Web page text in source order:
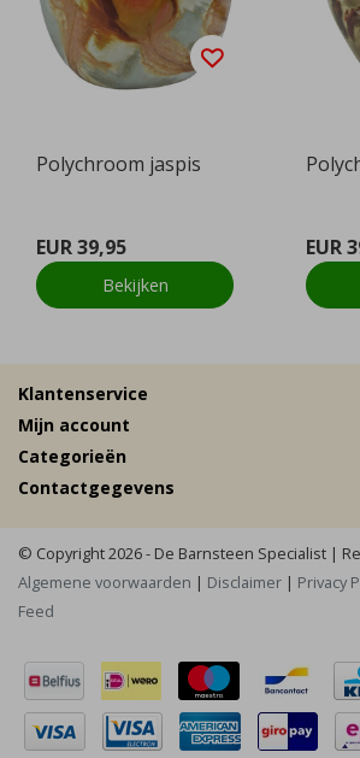
Polychroom jaspis
EUR 39,95
Bekijken
EUR
Klantenservice
Mijn account
Categorieën
Contactgegevens
© Copyright 2026 - De Barnsteen Specialist |
Algemene voorwaarden | Disclaimer | Privacy
Feed